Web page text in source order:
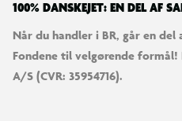
100% DANSKEJET: EN DEL AF
Når du handler i BR, går en
Fondene til velgørende formål!
A/S (CVR: 35954716).